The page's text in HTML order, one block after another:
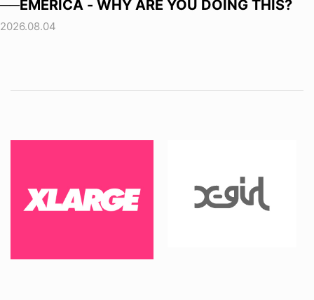
──EMERICA - WHY ARE YOU DOING THIS?
2026.08.04